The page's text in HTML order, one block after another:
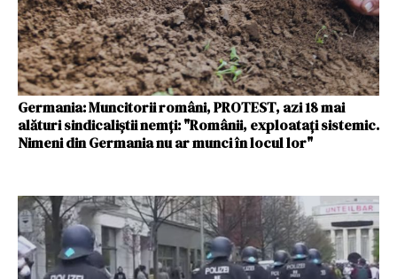
Germania: Muncitorii români, PROTEST, azi 18 mai
alături sindicaliștii nemți: "Românii, exploatați sistemic.
Nimeni din Germania nu ar munci în locul lor"